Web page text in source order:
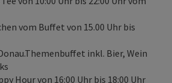
vom Buffet von 15.00 Uhr bis
inkl. Bier, Wein
Hour von 16:00 Uhr bis 18:00 Uhr